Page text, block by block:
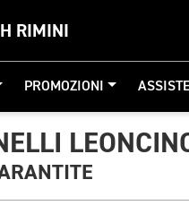
RIMINI
PROMOZIONI